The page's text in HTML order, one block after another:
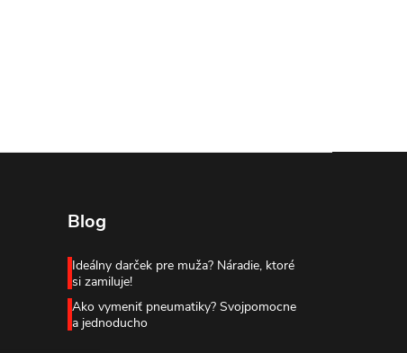
Blog
Ideálny darček pre muža? Náradie, ktoré
si zamiluje!
Ako vymeniť pneumatiky? Svojpomocne
a jednoducho